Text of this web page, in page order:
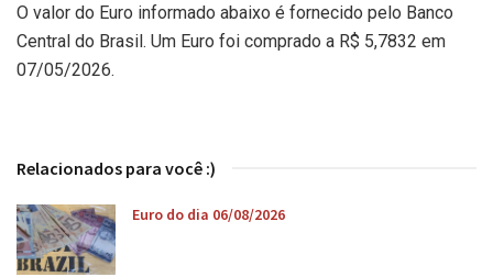
O valor do Euro informado abaixo é fornecido pelo Banco
Central do Brasil. Um Euro foi comprado a R$ 5,7832 em
07/05/2026.
Relacionados para você :)
Euro do dia 06/08/2026